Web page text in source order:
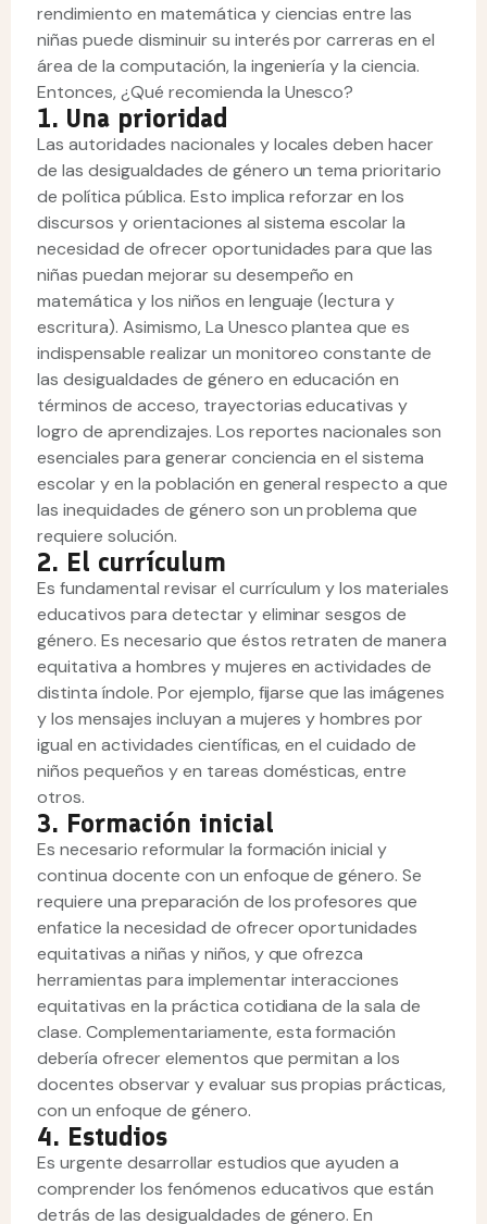
rendimiento en matemática y ciencias entre las
niñas puede disminuir su interés por carreras en el
área de la computación, la ingeniería y la ciencia.
Entonces, ¿Qué recomienda la Unesco?
1. Una prioridad
Las autoridades nacionales y locales deben hacer
de las desigualdades de género un tema prioritario
de política pública. Esto implica reforzar en los
discursos y orientaciones al sistema escolar la
necesidad de ofrecer oportunidades para que las
niñas puedan mejorar su desempeño en
matemática y los niños en lenguaje (lectura y
escritura). Asimismo, La Unesco plantea que es
indispensable realizar un monitoreo constante de
las desigualdades de género en educación en
términos de acceso, trayectorias educativas y
logro de aprendizajes. Los reportes nacionales son
esenciales para generar conciencia en el sistema
escolar y en la población en general respecto a que
las inequidades de género son un problema que
requiere solución.
2. El currículum
Es fundamental revisar el currículum y los materiales
educativos para detectar y eliminar sesgos de
género. Es necesario que éstos retraten de manera
equitativa a hombres y mujeres en actividades de
distinta índole. Por ejemplo, fijarse que las imágenes
y los mensajes incluyan a mujeres y hombres por
igual en actividades científicas, en el cuidado de
niños pequeños y en tareas domésticas, entre
otros.
3. Formación inicial
Es necesario reformular la formación inicial y
continua docente con un enfoque de género. Se
requiere una preparación de los profesores que
enfatice la necesidad de ofrecer oportunidades
equitativas a niñas y niños, y que ofrezca
herramientas para implementar interacciones
equitativas en la práctica cotidiana de la sala de
clase. Complementariamente, esta formación
debería ofrecer elementos que permitan a los
docentes observar y evaluar sus propias prácticas,
con un enfoque de género.
4. Estudios
Es urgente desarrollar estudios que ayuden a
comprender los fenómenos educativos que están
detrás de las desigualdades de género. En